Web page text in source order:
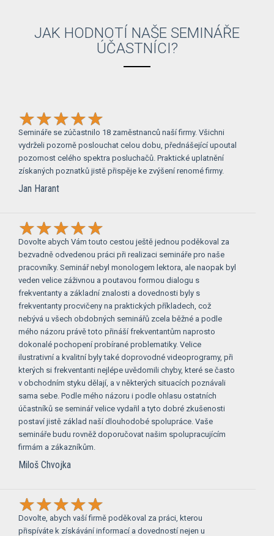
JAK HODNOTÍ NAŠE SEMINÁŘE
ÚČASTNÍCI?
Semináře se zúčastnilo 18 zaměstnanců naší firmy. Všichni
vydrželi pozorně poslouchat celou dobu, přednášející upoutal
pozornost celého spektra posluchačů. Praktické uplatnění
získaných poznatků jistě přispěje ke zvýšení renomé firmy.
Jan Harant
Dovolte abych Vám touto cestou ještě jednou poděkoval za
bezvadně odvedenou práci při realizaci semináře pro naše
pracovníky. Seminář nebyl monologem lektora, ale naopak byl
veden velice záživnou a poutavou formou dialogu s
frekventanty a základní znalosti a dovednosti byly s
frekventanty procvičeny na praktických příkladech, což
nebývá u všech obdobných seminářů zcela běžné a podle
mého názoru právě toto přináší frekventantům naprosto
dokonalé pochopení probírané problematiky. Velice
ilustrativní a kvalitní byly také doprovodné videoprogramy, při
kterých si frekventanti nejlépe uvědomili chyby, které se často
v obchodním styku dělají, a v některých situacích poznávali
sama sebe. Podle mého názoru i podle ohlasu ostatních
účastníků se seminář velice vydařil a tyto dobré zkušenosti
postaví jistě základ naší dlouhodobé spolupráce. Vaše
semináře budu rovněž doporučovat našim spolupracujícím
firmám a zákazníkům.
Miloš Chvojka
Dovolte, abych vaší firmě poděkoval za práci, kterou
přispíváte k získávání informací a dovedností nejen u